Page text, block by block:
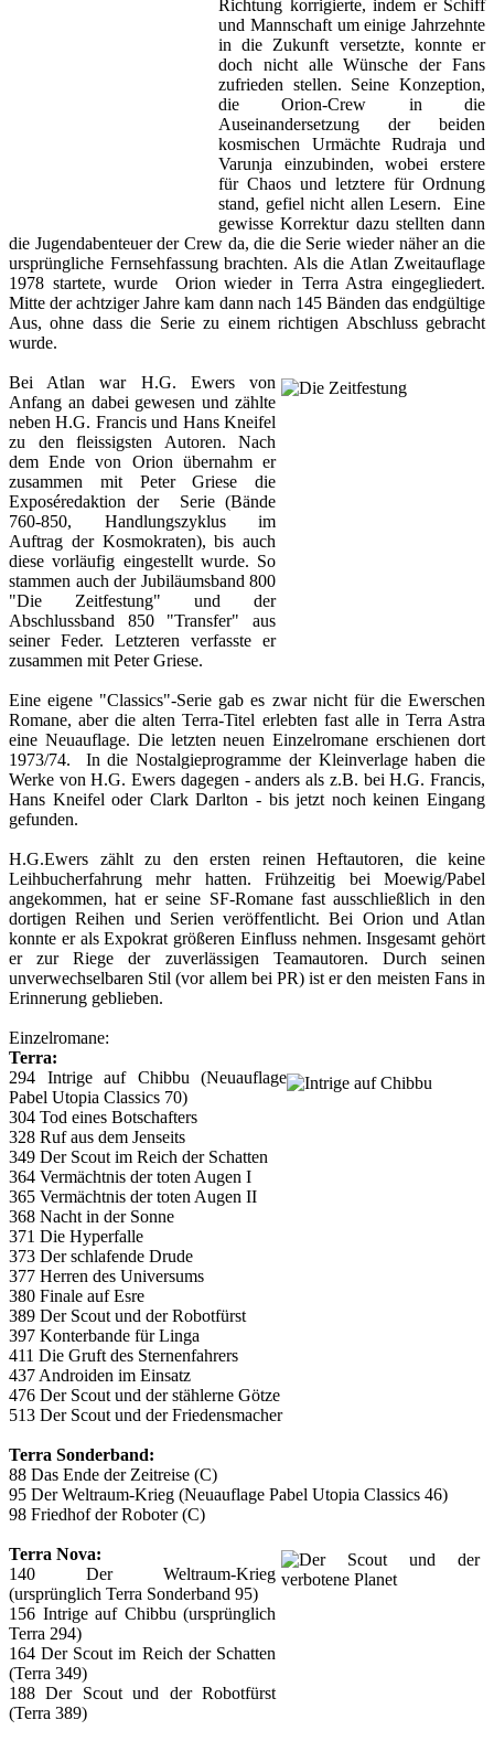
Richtung korrigierte, indem er Schiff
und Mannschaft um einige Jahrzehnte
in die Zukunft versetzte, konnte er
doch nicht alle Wünsche der Fans
zufrieden stellen. Seine Konzeption,
die Orion-Crew in die
Auseinandersetzung der beiden
kosmischen Urmächte Rudraja und
Varunja einzubinden, wobei erstere
für Chaos und letztere für Ordnung
stand, gefiel nicht allen Lesern. Eine
gewisse Korrektur dazu stellten dann
die Jugendabenteuer der Crew da, die die Serie wieder näher an die
ursprüngliche Fernsehfassung brachten. Als die Atlan Zweitauflage
1978 startete, wurde Orion wieder in Terra Astra eingegliedert.
Mitte der achtziger Jahre kam dann nach 145 Bänden das endgültige
Aus, ohne dass die Serie zu einem richtigen Abschluss gebracht
wurde.
Bei Atlan war H.G. Ewers von
Anfang an dabei gewesen und zählte
neben H.G. Francis und Hans Kneifel
zu den fleissigsten Autoren. Nach
dem Ende von Orion übernahm er
zusammen mit Peter Griese die
Exposéredaktion der Serie (Bände
760-850, Handlungszyklus im
Auftrag der Kosmokraten), bis auch
diese vorläufig eingestellt wurde. So
stammen auch der Jubiläumsband 800
"Die Zeitfestung" und der
Abschlussband 850 "Transfer" aus
seiner Feder. Letzteren verfasste er
zusammen mit Peter Griese.
Eine eigene "Classics"-Serie gab es zwar nicht für die Ewerschen
Romane, aber die alten Terra-Titel erlebten fast alle in Terra Astra
eine Neuauflage. Die letzten neuen Einzelromane erschienen dort
1973/74. In die Nostalgieprogramme der Kleinverlage haben die
Werke von H.G. Ewers dagegen - anders als z.B. bei H.G. Francis,
Hans Kneifel oder Clark Darlton - bis jetzt noch keinen Eingang
gefunden.
H.G.Ewers zählt zu den ersten reinen Heftautoren, die keine
Leihbucherfahrung mehr hatten. Frühzeitig bei Moewig/Pabel
angekommen, hat er seine SF-Romane fast ausschließlich in den
dortigen Reihen und Serien veröffentlicht. Bei Orion und Atlan
konnte er als Expokrat größeren Einfluss nehmen. Insgesamt gehört
er zur Riege der zuverlässigen Teamautoren. Durch seinen
unverwechselbaren Stil (vor allem bei PR) ist er den meisten Fans in
Erinnerung geblieben.
Einzelromane:
Terra:
294 Intrige auf Chibbu (Neuauflage
Pabel Utopia Classics 70)
304 Tod eines Botschafters
328 Ruf aus dem Jenseits
349 Der Scout im Reich der Schatten
364 Vermächtnis der toten Augen I
365 Vermächtnis der toten Augen II
368 Nacht in der Sonne
371 Die Hyperfalle
373 Der schlafende Drude
377 Herren des Universums
380 Finale auf Esre
389 Der Scout und der Robotfürst
397 Konterbande für Linga
411 Die Gruft des Sternenfahrers
437 Androiden im Einsatz
476 Der Scout und der stählerne Götze
513 Der Scout und der Friedensmacher
Terra Sonderband:
88 Das Ende der Zeitreise (C)
95 Der Weltraum-Krieg (Neuauflage Pabel Utopia Classics 46)
98 Friedhof der Roboter (C)
Terra Nova:
140 Der Weltraum-Krieg
(ursprünglich Terra Sonderband 95)
156 Intrige auf Chibbu (ursprünglich
Terra 294)
164 Der Scout im Reich der Schatten
(Terra 349)
188 Der Scout und der Robotfürst
(Terra 389)